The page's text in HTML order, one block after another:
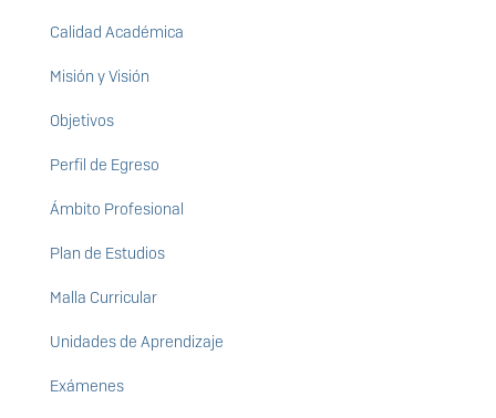
Calidad Académica
Misión y Visión
Objetivos
Perfil de Egreso
Ámbito Profesional
Plan de Estudios
Malla Curricular
Unidades de Aprendizaje
Exámenes